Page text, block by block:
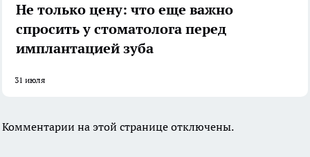
Не только цену: что еще важно
спросить у стоматолога перед
имплантацией зуба
31 июля
Комментарии на этой странице отключены.